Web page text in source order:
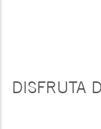
DISFRUTA